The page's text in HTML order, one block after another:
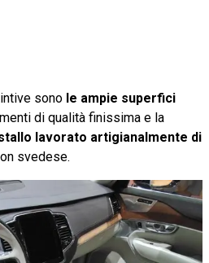
sono le ampie superfici
di qualità finissima e la
lavorato artigianalmente di
svedese.